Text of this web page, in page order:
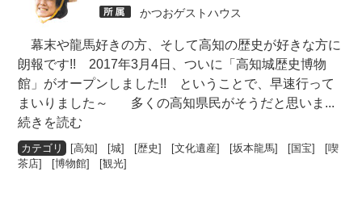
かつおゲストハウス
幕末や龍馬好きの方、そして高知の歴史が好きな方に
朗報です!! 2017年3月4日、ついに「高知城歴史博物
館」がオープンしました!! ということで、早速行って
まいりました～ 多くの高知県民がそうだと思いま ...
続きを読む
[高知] [城] [歴史] [文化遺産] [坂本龍馬] [国宝] [喫
茶店] [博物館] [観光]